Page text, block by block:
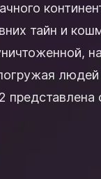
тайн и